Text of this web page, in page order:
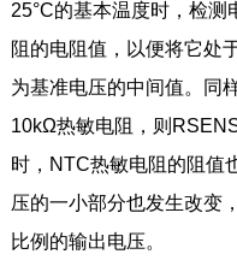
25°C的基本温度时，检
阻的电阻值，以便将它处
为基准电压的中间值。同
10kΩ热敏电阻，则
时，NTC热敏电阻的阻值
压的一小部分也发生改变
比例的输出电压。